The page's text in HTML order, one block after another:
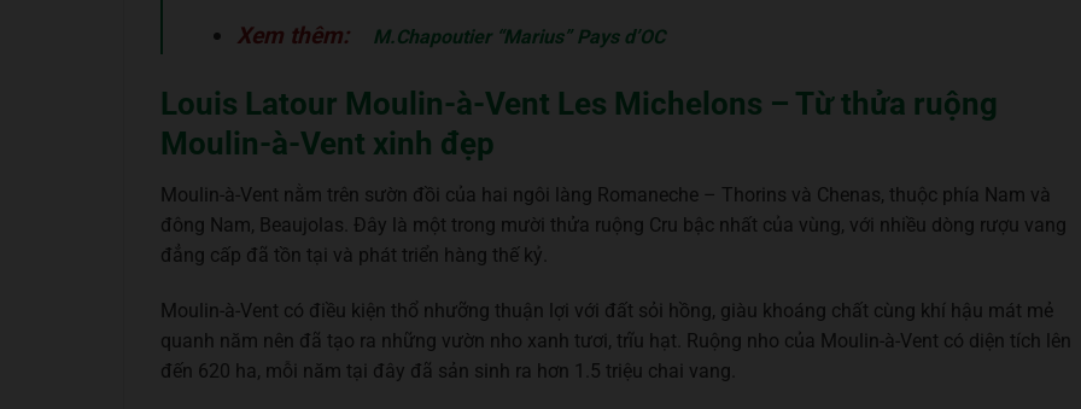
Xem thêm: M.Chapoutier “Marius” Pays d’OC
Louis Latour Moulin-à-Vent Les Michelons – Từ thửa ruộng
Moulin-à-Vent xinh đẹp
Moulin-à-Vent nằm trên sườn đồi của hai ngôi làng Romaneche – Thorins và Chenas, thuộc phía Nam và
đông Nam, Beaujolas. Đây là một trong mười thửa ruộng Cru bậc nhất của vùng, với nhiều dòng rượu vang
đẳng cấp đã tồn tại và phát triển hàng thế kỷ.
Moulin-à-Vent có điều kiện thổ nhưỡng thuận lợi với đất sỏi hồng, giàu khoáng chất cùng khí hậu mát mẻ
quanh năm nên đã tạo ra những vườn nho xanh tươi, trĩu hạt. Ruộng nho của Moulin-à-Vent có diện tích lên
đến 620 ha, mỗi năm tại đây đã sản sinh ra hơn 1.5 triệu chai vang.